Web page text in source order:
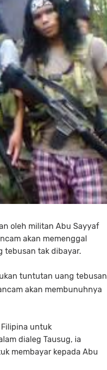
oleh militan Abu Sayyaf
akan memenggal
tebusan tak dibayar.
tuntutan uang tebusan
akan membunuhnya
untuk
dialeg Tausug, ia
membayar kepada Abu